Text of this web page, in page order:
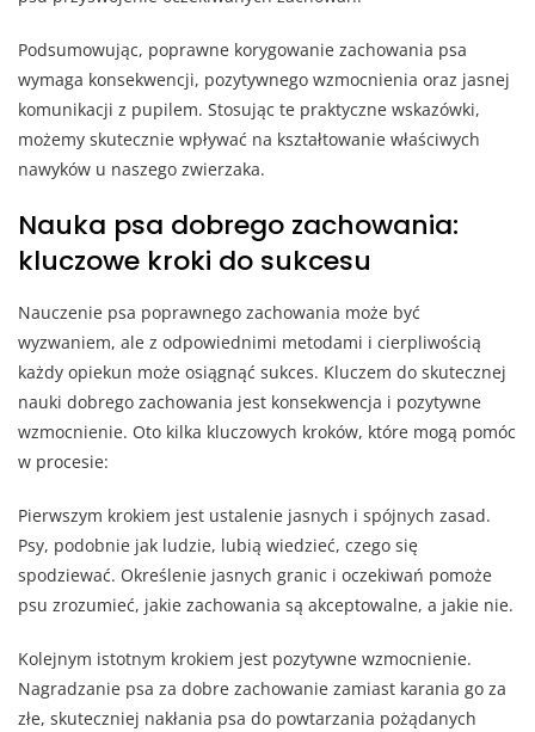
Podsumowując, poprawne korygowanie zachowania psa
wymaga konsekwencji, pozytywnego wzmocnienia oraz jasnej
komunikacji z pupilem. Stosując te praktyczne wskazówki,
możemy skutecznie wpływać na kształtowanie właściwych
nawyków u naszego zwierzaka.
Nauka psa dobrego zachowania:
kluczowe kroki do sukcesu
Nauczenie psa poprawnego zachowania może być
wyzwaniem, ale z odpowiednimi metodami i cierpliwością
każdy opiekun może osiągnąć sukces. Kluczem do skutecznej
nauki dobrego zachowania jest konsekwencja i pozytywne
wzmocnienie. Oto kilka kluczowych kroków, które mogą pomóc
w procesie:
Pierwszym krokiem jest ustalenie jasnych i spójnych zasad.
Psy, podobnie jak ludzie, lubią wiedzieć, czego się
spodziewać. Określenie jasnych granic i oczekiwań pomoże
psu zrozumieć, jakie zachowania są akceptowalne, a jakie nie.
Kolejnym istotnym krokiem jest pozytywne wzmocnienie.
Nagradzanie psa za dobre zachowanie zamiast karania go za
złe, skuteczniej nakłania psa do powtarzania pożądanych